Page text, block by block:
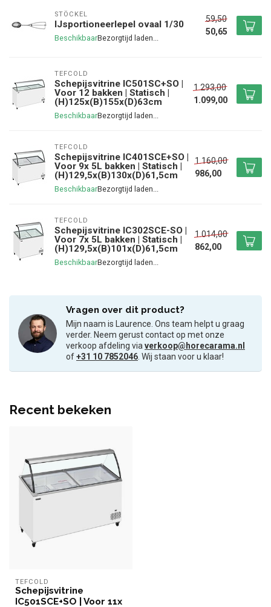
STÖCKEL
IJsportioneerlepel ovaal 1/30
Beschikbaar
59,50
50,65
TEFCOLD
Schepijsvitrine IC501SC+SO |
Voor 12 bakken | Statisch |
(H)125x(B)155x(D)63cm
Beschikbaar
1.293,00
1.099,00
TEFCOLD
Schepijsvitrine IC401SCE+SO |
Voor 9x 5L bakken | Statisch |
(H)129,5x(B)130x(D)61,5cm
Beschikbaar
1.160,00
986,00
TEFCOLD
Schepijsvitrine IC302SCE-SO |
Voor 7x 5L bakken | Statisch |
(H)129,5x(B)101x(D)61,5cm
Beschikbaar
1.014,00
862,00
Vragen over dit product?
Mijn naam is Laurence. Ons team helpt u graag
verder. Neem gerust contact op met onze
verkoop afdeling viaverkoop@horecarama.nl
of+31 10 7852046. Wij staan voor u klaar!
Recent bekeken
TEFCOLD
Schepijsvitrine
IC501SCE+SO | Voor 11x